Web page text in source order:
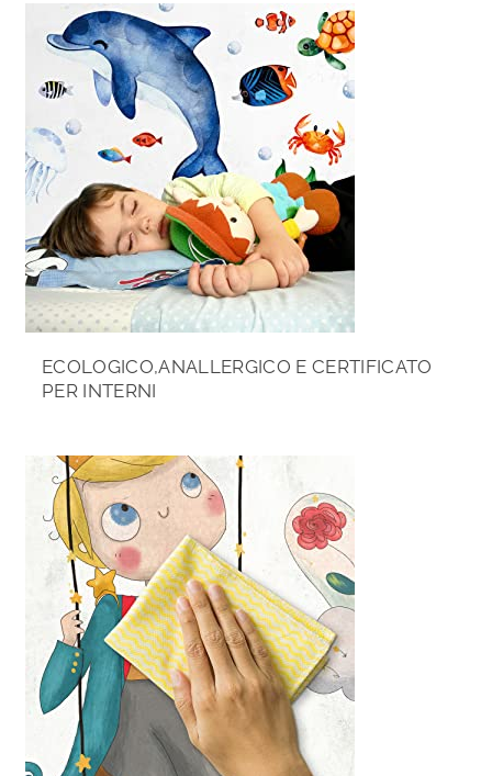
ECOLOGICO,ANALLERGICO E CERTIFICATO
PER INTERNI